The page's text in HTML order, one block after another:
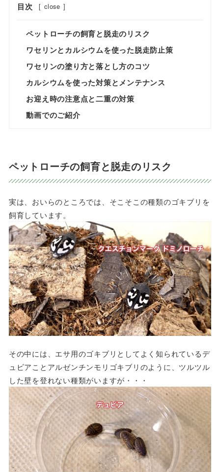
目次 [ close ]
ペットローチの飼育と脱走のリスク
ワセリンとカルシウムを使った脱走防止策
ワセリンの塗り方と落とし方のコツ
カルシウムを使った対策とメンテナンス
お迎え時の注意点と二重の対策
動画でのご紹介
ペットローチの飼育と脱走のリスク
実は、おいらのところでは、そこそこの種類のゴキブリを
飼育しています。
その中には、エサ用のゴキブリとしてよく知られているデ
ュビアことアルゼンチンモリゴキブリのように、ツルツル
した壁を登れない種類がいますが・・・